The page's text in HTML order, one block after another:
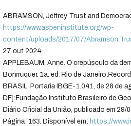
ABRAMSON, Jeffrey. Trust and
https://www.aspeninstitute.org/wp-
content/uploads/2017/07/
27 out 2024.
APPLEBAUM, Anne. O crepúsculo da
Bonrruquer. 1a. ed. Rio de
BRASIL. Portaria IBGE-1.041, de 28 de
DF]:Fundação Instituto Brasileiro de
Diário Oficial da União, publicado em 29/
Página: 163. Disponível em: https://